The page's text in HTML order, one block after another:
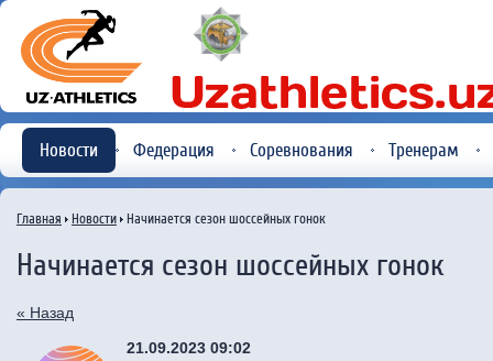
Новости Федерация Соревнования Тренерам
Главная Новости Начинается сезон шоссейных гонок
Начинается сезон шоссейных гонок
« Назад
21.09.2023 09:02